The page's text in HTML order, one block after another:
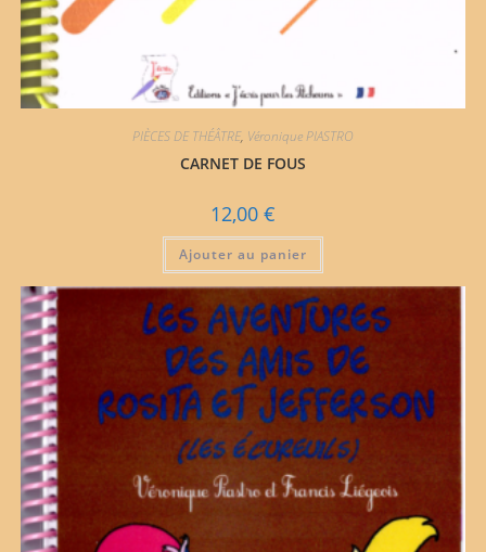
PIÈCES DE THÉÂTRE, Véronique PIASTRO
CARNET DE FOUS
12,00 €
Ajouter au panier